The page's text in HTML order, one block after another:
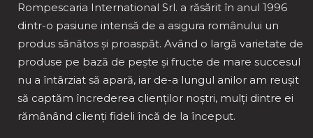
Rompescaria International Srl. a răsărit în anul 1996
dintr-o pasiune intensă de a asigura românului un
produs sănătos și proaspăt. Având o largă varietate de
produse pe bază de pește și fructe de mare succesul
nu a întârziat să apară, iar de-a lungul anilor am reușit
să captăm încrederea clienților noștri, mulți dintre ei
rămânând clienți fideli încă de la început.